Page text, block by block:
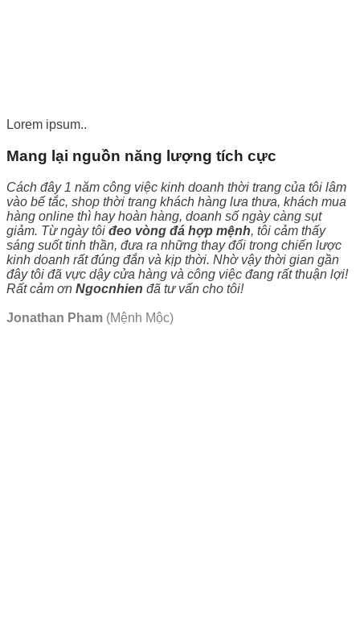
Lorem ipsum..
Mang lại nguồn năng lượng tích cực
Cách đây 1 năm công việc kinh doanh thời trang của tôi lâm
vào bế tắc, shop thời trang khách hàng lưa thưa, khách mua
hàng online thì hay hoàn hàng, doanh số ngày càng sụt
giảm. Từ ngày tôi đeo vòng đá hợp mệnh, tôi cảm thấy
sáng suốt tinh thần, đưa ra những thay đổi trong chiến lược
kinh doanh rất đúng đắn và kịp thời. Nhờ vậy thời gian gần
đây tôi đã vực dậy cửa hàng và công việc đang rất thuận lợi!
Rất cảm ơn Ngocnhien đã tư vấn cho tôi!
Jonathan Pham (Mệnh Mộc)